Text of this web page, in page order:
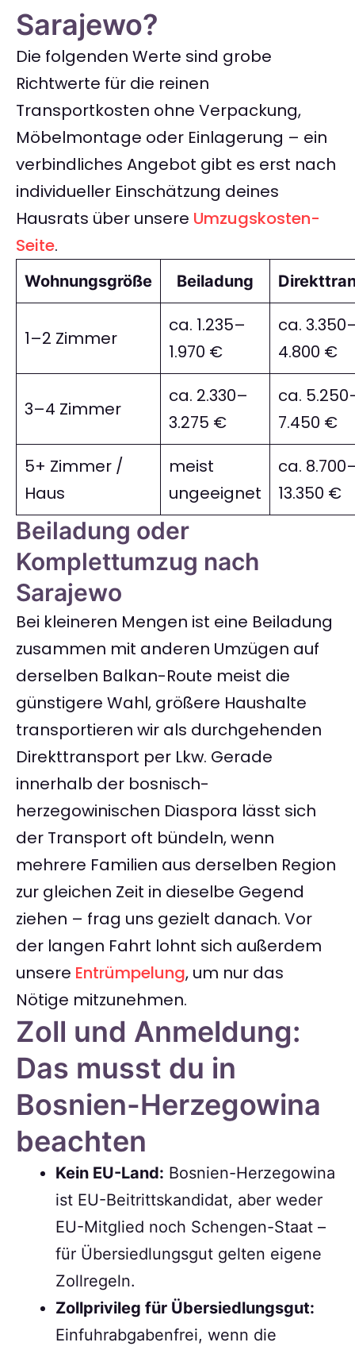
Sarajewo?
Die folgenden Werte sind grobe
Richtwerte für die reinen
Transportkosten ohne Verpackung,
Möbelmontage oder Einlagerung – ein
verbindliches Angebot gibt es erst nach
individueller Einschätzung deines
Hausrats über unsere Umzugskosten-
Seite.
Wohnungsgröße Beiladung
1–2 Zimmer
ca. 1.235–
1.970 €
ca.
4.800 €
3–4 Zimmer
ca. 2.330–
3.275 €
ca.
7.450 €
5+ Zimmer /
Haus
meist
ungeeignet
ca.
13.350 €
Beiladung oder
Komplettumzug nach
Sarajewo
Bei kleineren Mengen ist eine Beiladung
zusammen mit anderen Umzügen auf
derselben Balkan-Route meist die
günstigere Wahl, größere Haushalte
transportieren wir als durchgehenden
Direkttransport per Lkw. Gerade
innerhalb der bosnisch-
herzegowinischen Diaspora lässt sich
der Transport oft bündeln, wenn
mehrere Familien aus derselben Region
zur gleichen Zeit in dieselbe Gegend
ziehen – frag uns gezielt danach. Vor
der langen Fahrt lohnt sich außerdem
unsere Entrümpelung, um nur das
Nötige mitzunehmen.
Zoll und Anmeldung:
Das musst du in
Bosnien-Herzegowina
beachten
Kein EU-Land: Bosnien-Herzegowina
ist EU-Beitrittskandidat, aber weder
EU-Mitglied noch Schengen-Staat –
für Übersiedlungsgut gelten eigene
Zollregeln.
Zollprivileg für Übersiedlungsgut:
Einfuhrabgabenfrei, wenn die